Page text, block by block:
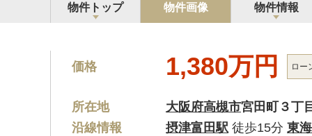
物件トップ 物件画像 物件情報
価格 1,380万円 ロー
所在地 大阪府高槻市宮田町３丁
沿線情報
摂津富田駅 徒歩15分 東